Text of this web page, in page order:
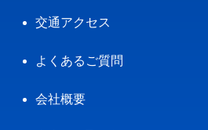
交通アクセス
よくあるご質問
会社概要